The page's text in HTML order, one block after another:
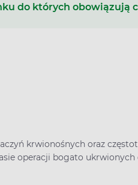
do których obowiązują
krwionośnych oraz
operacji bogato ukrwionych